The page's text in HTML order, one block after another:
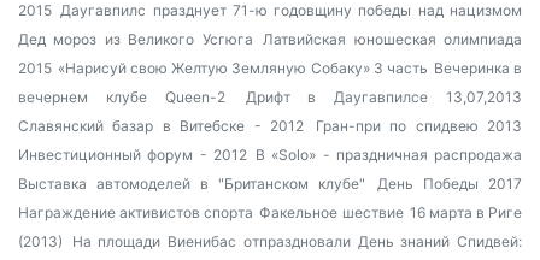
2015 Даугавпилс празднует 71-ю годовщину победы над нацизмом
Дед мороз из Великого Усгюга
Латвийская юношеская олимпиада
2015 «Нарисуй свою Желтую Земляную Собаку» 3 часть Вечеринка в
вечернем клубе Queen-2
Дрифт в Даугавпилсе 13,07,2013
Славянский базар в Витебске - 2012
Гран-при по спидвею 2013
Инвестиционный форум - 2012 В «Solo» - праздничная распродажа
Выставка автомоделей в "Британском клубе"
День Победы 2017
Награждение активистов спорта Факельное шествие 16 марта в Риге
(2013)
На площади Виенибас отпраздновали День знанийСпидвей: